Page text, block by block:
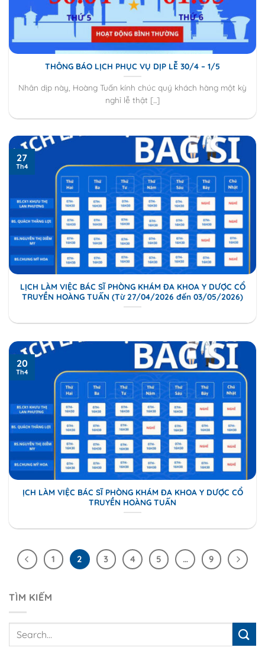
THÔNG BÁO LỊCH PHỤC VỤ DỊP LỄ 30/4 – 1/5
Nhân dịp này, Hoàng Tuấn kính chúc quý khách hàng một kỳ
nghỉ lễ thật [...]
LỊCH LÀM VIỆC BÁC SĨ PHÒNG KHÁM ĐA KHOA Y DƯỢC CỔ
TRUYỀN HOÀNG TUẤN (Từ 27/04/2026 đến 03/05/2026)
27
Th4
ỊCH LÀM VIỆC BÁC SĨ PHÒNG KHÁM ĐA KHOA Y DƯỢC CỔ
TRUYỀN HOÀNG TUẤN
20
Th4
1 2 3 4 5 … 9
TÌM KIẾM